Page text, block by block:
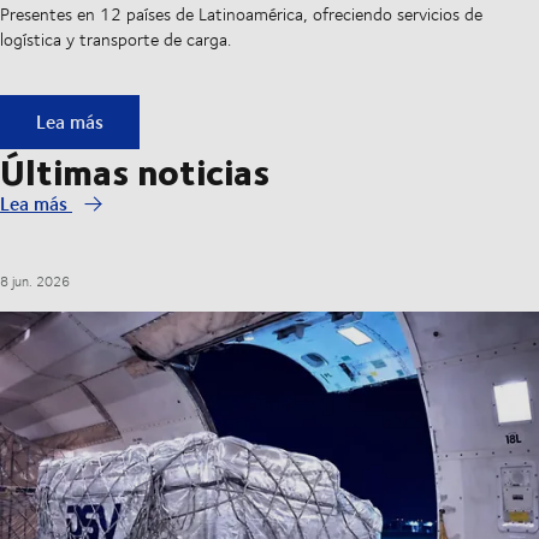
Presentes en 12 países de Latinoamérica, ofreciendo servicios de
logística y transporte de carga.
DSV en LATAM
Lea más
Últimas noticias
Lea más
8 jun. 2026